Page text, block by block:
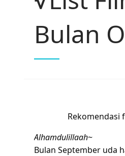
Bulan
Rekomendasi
Alhamdulillaah~
Bulan September uda